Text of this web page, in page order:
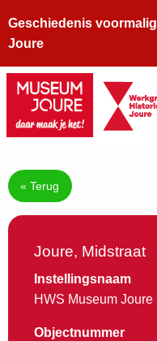
Geschiedenis voormalig
Joure
« Terug
Joure, Midstraat
Instellingsnaam
HWS Museum Joure
Objectnummer